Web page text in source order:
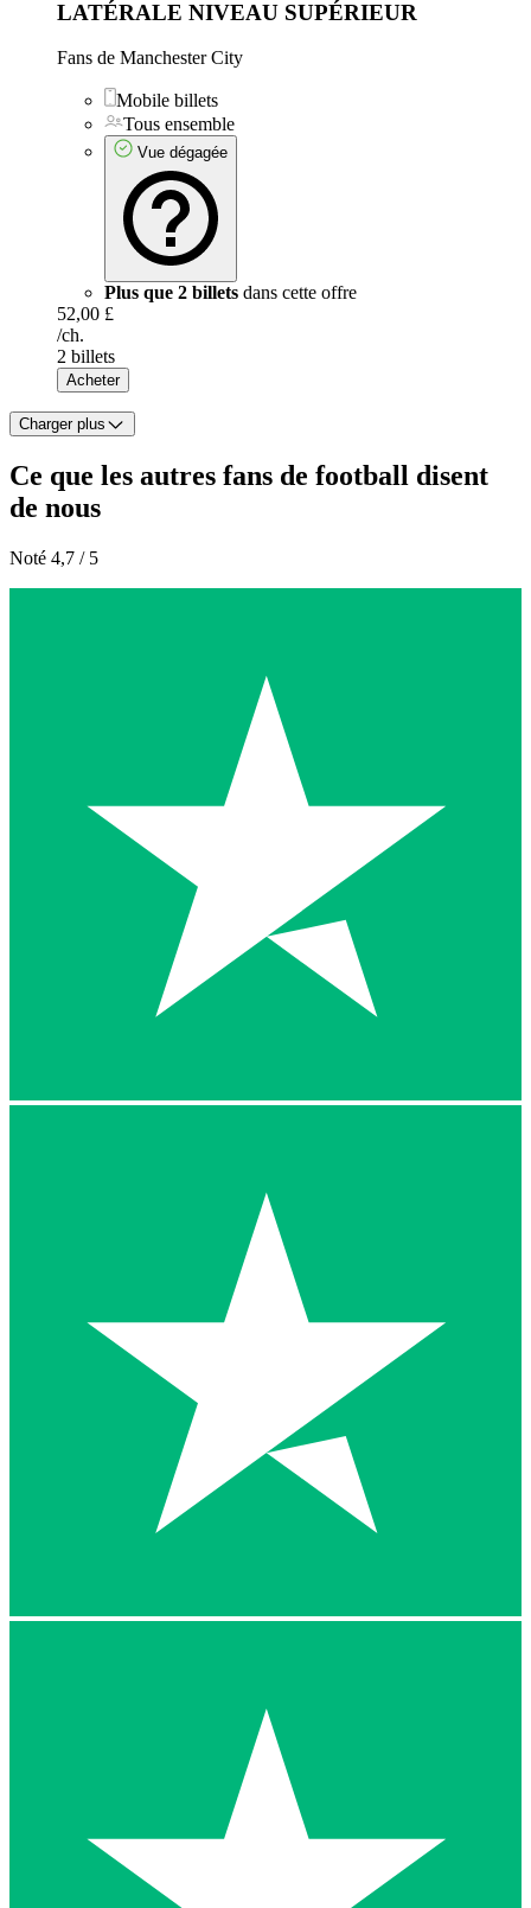
LATÉRALE NIVEAU SUPÉRIEUR
Fans de Manchester City
Mobile billets
Tous ensemble
Vue dégagée
Plus que 2 billets dans cette offre
52,00 £
/ch.
2 billets
Acheter
Charger plus
Ce que les autres fans de football disent
de nous
Noté 4,7 / 5